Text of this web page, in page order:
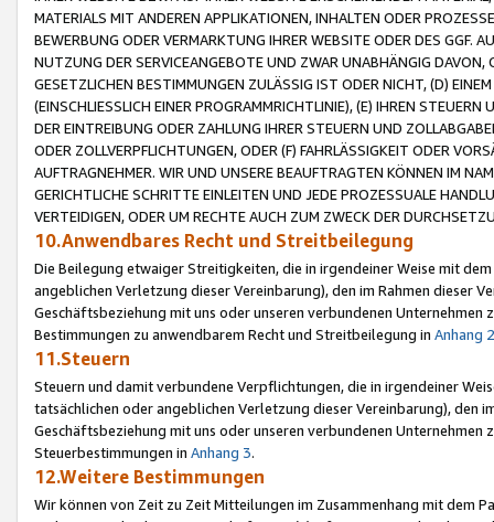
MATERIALS MIT ANDEREN APPLIKATIONEN, INHALTEN ODER
BEWERBUNG ODER VERMARKTUNG IHRER WEBSITE ODER DES GGF.
NUTZUNG DER SERVICEANGEBOTE UND ZWAR UNABHÄNGIG
GESETZLICHEN BESTIMMUNGEN ZULÄSSIG IST ODER NICHT, (D)
(EINSCHLIESSLICH EINER PROGRAMMRICHTLINIE), (E) IHREN
DER EINTREIBUNG ODER ZAHLUNG IHRER STEUERN UND
ODER ZOLLVERPFLICHTUNGEN, ODER (F) FAHRLÄSSIGKEIT ODER
AUFTRAGNEHMER. WIR UND UNSERE BEAUFTRAGTEN KÖNNEN IM
GERICHTLICHE SCHRITTE EINLEITEN UND JEDE PROZESSUALE
VERTEIDIGEN, ODER UM RECHTE AUCH ZUM ZWECK DER
10.Anwendbares Recht und Streitbeilegung
Die Beilegung etwaiger Streitigkeiten, die in irgendeiner Weise mit
angeblichen Verletzung dieser Vereinbarung), den im Rahmen dieser
Geschäftsbeziehung mit uns oder unseren verbundenen
Bestimmungen zu anwendbarem Recht und Streitbeilegung in Anhang 2
11.Steuern
Steuern und damit verbundene Verpflichtungen, die in irgendeiner
tatsächlichen oder angeblichen Verletzung dieser Vereinbarung), den
Geschäftsbeziehung mit uns oder unseren verbundenen
Steuerbestimmungen in Anhang 3.
12.Weitere Bestimmungen
Wir können von Zeit zu Zeit Mitteilungen im Zusammenhang mit dem